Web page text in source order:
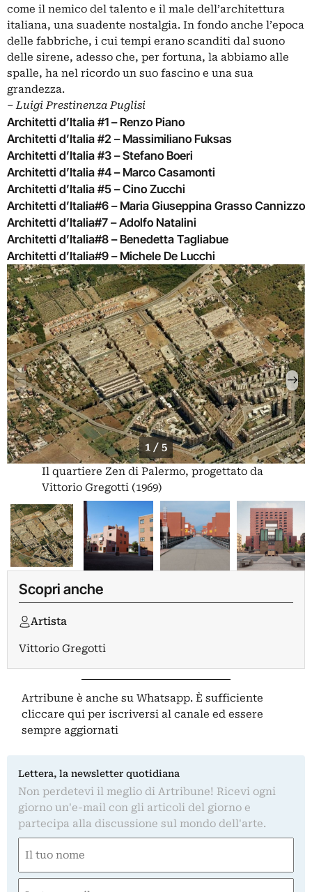
come il nemico del talento e il male dell’architettura
italiana, una suadente nostalgia. In fondo anche l’epoca
delle fabbriche, i cui tempi erano scanditi dal suono
delle sirene, adesso che, per fortuna, la abbiamo alle
spalle, ha nel ricordo un suo fascino e una sua
grandezza.
–Luigi Prestinenza Puglisi
Architetti d’Italia #1 – Renzo Piano
Architetti d’Italia #2 – Massimiliano Fuksas
Architetti d’Italia #3 – Stefano Boeri
Architetti d’Italia #4 – Marco Casamonti
Architetti d’Italia #5 – Cino Zucchi
Architetti d’Italia#6 – Maria Giuseppina Grasso Cannizzo
Architetti d’Italia#7 – Adolfo Natalini
Architetti d’Italia#8 – Benedetta Tagliabue
Architetti d’Italia#9 – Michele De Lucchi
1 / 5
Il quartiere Zen di Palermo, progettato da
Vittorio Gregotti (1969)
Scopri anche
Artista
Vittorio Gregotti
Artribune è anche su Whatsapp. È sufficiente
cliccare qui per iscriversi al canale ed essere
sempre aggiornati
Lettera, la newsletter quotidiana
Non perdetevi il meglio di Artribune! Ricevi ogni
giorno un'e-mail con gli articoli del giorno e
partecipa alla discussione sul mondo dell'arte.
(Obbligatorio)
Nome